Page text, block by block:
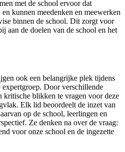
met de school ervoor dat
kunnen meedenken en meewerken
binnen de school. Dit zorgt voor
aan de doelen van de school en het
ook een belangrijke plek tijdens
expertgroep. Door verschillende
kritische blikken te vragen voor deze
Elk lid beoordeelt de inzet van
op de school, leerlingen en
Ze denken na over de vraag:
voor onze school en de ingezette